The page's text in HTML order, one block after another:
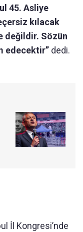
45. Asliye
kılacak
değildir. Sözün
edecektir” dedi.
İl Kongresi’nde